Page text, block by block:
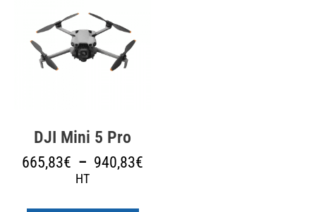
DJI Mini 5 Pro
665,83€ – 940,83€
HT